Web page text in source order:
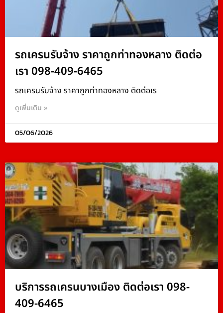
รถเครนรับจ้าง ราคาถูกท่าทองหลาง ติดต่อ
เรา 098-409-6465
รถเครนรับจ้าง ราคาถูกท่าทองหลาง ติดต่อเร
ดูเพิ่มเติม »
05/06/2026
บริการรถเครนบางเมือง ติดต่อเรา 098-
409-6465